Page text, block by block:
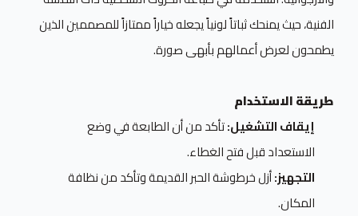
الفنية، حيث يمنحك ثباتاً لونياً يجعله خياراً ممتازاً للمصممين الذين
يطمحون لعرض أعمالهم بأبهى صورة.
طريقة الاستخدام
إيقاف التشغيل:تأكد من أن الطابعة في وضع
الاستعداد قبل فتح الغطاء.
التجهيز:أزل خرطوشة الحبر القديمة وتأكد من نظافة
المكان.